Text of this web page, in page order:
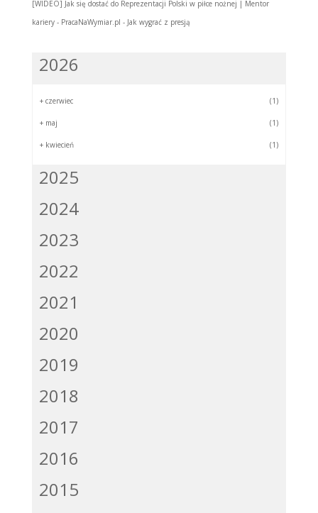
[WIDEO] Jak się dostać do Reprezentacji Polski w piłce nożnej | Mentor
kariery - PracaNaWymiar.pl - Jak wygrać z presją
2026
+ czerwiec (1)
+ maj (1)
+ kwiecień (1)
2025
2024
2023
2022
2021
2020
2019
2018
2017
2016
2015